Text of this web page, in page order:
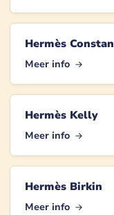
Hermès
Meer info
Hermès Kelly
Meer info
Hermès Birkin
Meer info